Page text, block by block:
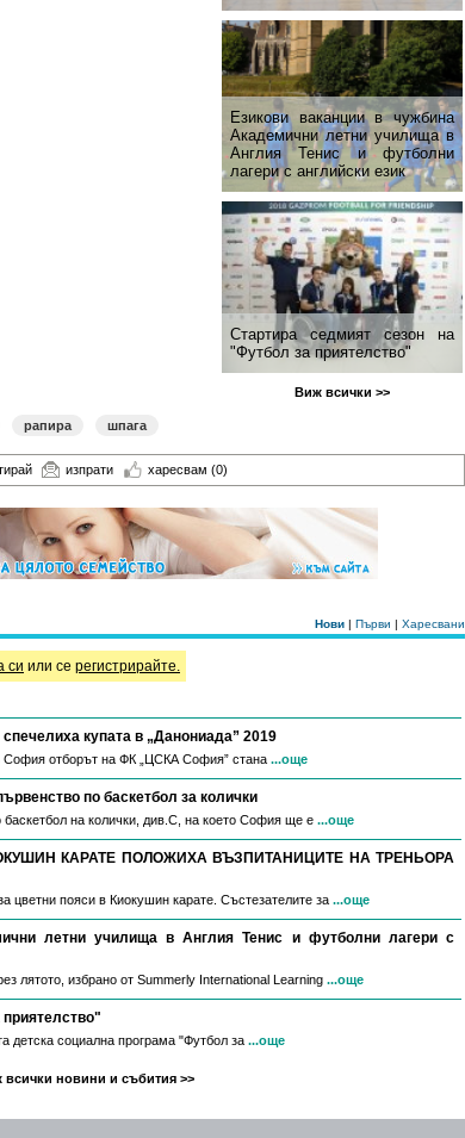
Езикови ваканции​ в чужбина
Академични летни училища в
Англия Тенис и футболни
лагери с английски език
Стартира седмият сезон на
"Футбол за приятелство"
Виж всички >>
рапира шпага
изпрати харесвам (0)
Нови | Първи | Харесвани
си или се регистрирайте.
купата в „Данониада” 2019
отборът на ФК „ЦСКА София” стана ...още
по баскетбол за колички
на колички, див.С, на което София ще е ...още
КАРАТЕ ПОЛОЖИХА ВЪЗПИТАНИЦИТЕ НА ТРЕНЬОРА
цветни пояси в Киокушин карате. Състезателите за ...още
летни училища в Англия Тенис и футболни лагери с
лятото, избрано от Summerly International Learning ...още
детска социална програма "Футбол за ...още
всички новини и събития >>